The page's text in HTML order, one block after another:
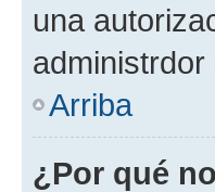
una
Arriba
¿Por qué